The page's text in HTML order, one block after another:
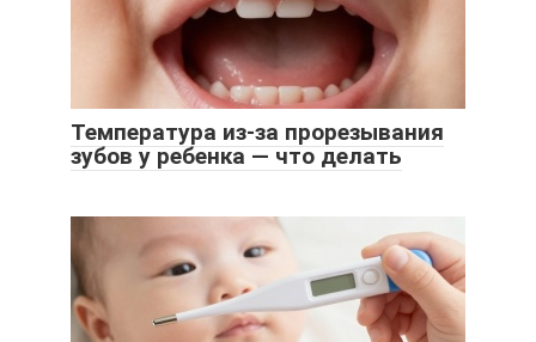
Температура из-за прорезывания
зубов у ребенка — что делать